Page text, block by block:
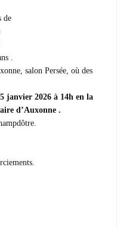
de
.
salon Persée, où des
janvier 2026 à 14h en la
d’Auxonne .